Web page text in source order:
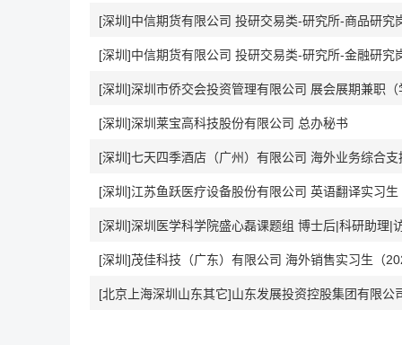
[深圳]中信期货有限公司 投研交易类-研究所-商品研究
[深圳]中信期货有限公司 投研交易类-研究所-金融研究
[深圳]深圳市侨交会投资管理有限公司 展会展期兼职（
[深圳]深圳莱宝高科技股份有限公司 总办秘书
[深圳]七天四季酒店（广州）有限公司 海外业务综合支
[深圳]江苏鱼跃医疗设备股份有限公司 英语翻译实习生
[深圳]深圳医学科学院盛心磊课题组 博士后|科研助理|
[深圳]茂佳科技（广东）有限公司 海外销售实习生（